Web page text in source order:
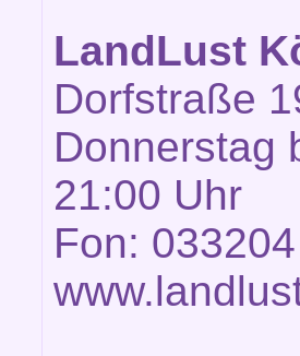
LandLust
Dorfstraße
Donnerstag
21:00 Uhr
Fon: